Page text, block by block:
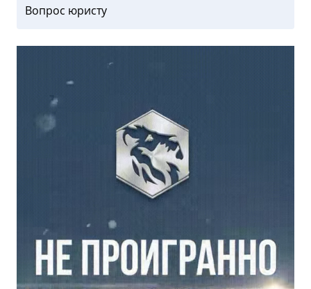
Вопрос юристу